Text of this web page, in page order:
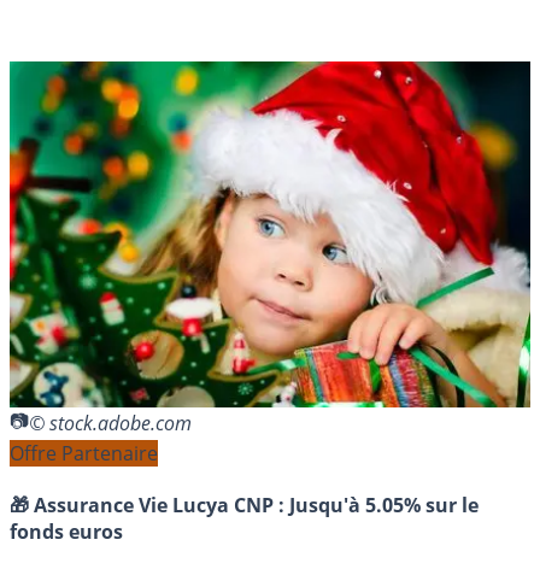
© stock.adobe.com
Offre Partenaire
🎁 Assurance Vie Lucya CNP : Jusqu'à 5.05% sur le
fonds euros